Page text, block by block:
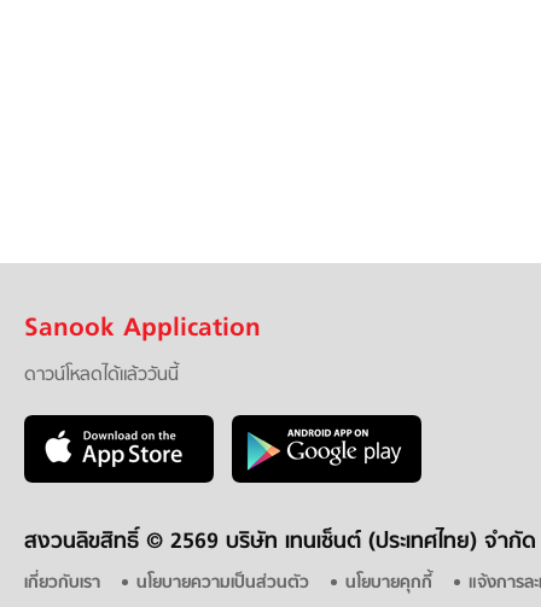
Sanook Application
ดาวน์โหลดได้แล้ววันนี้
สงวนลิขสิทธิ์ © 2569 บริษัท เทนเซ็นต์ (ประเทศไทย) จำกัด
เกี่ยวกับเรา นโยบายความเป็นส่วนตัว นโยบายคุกกี้ แจ้งการล